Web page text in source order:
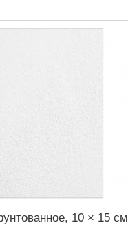
10 × 15 см